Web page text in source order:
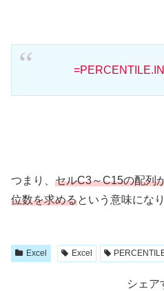
つまり、 セルC3～C15の配列
位数を求めるという意味になり
Excel Excel
シェア